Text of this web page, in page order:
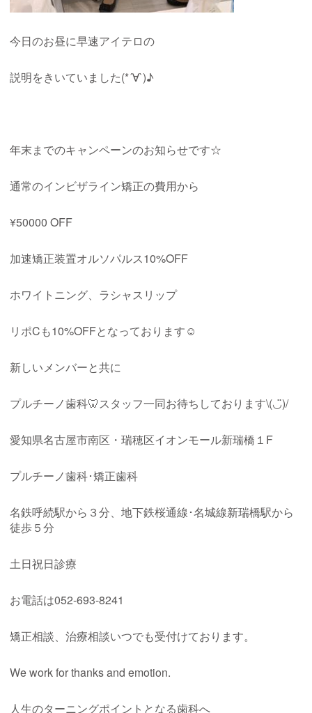
今日のお昼に早速アイテロの
説明をきいていました(*´∀`)♪
年末までのキャンペーンのお知らせです☆
通常のインビザライン矯正の費用から
¥50000 OFF
加速矯正装置オルソパルス10%OFF
ホワイトニング、ラシャスリップ
リポCも10%OFFとなっております☺︎
新しいメンバーと共に
プルチーノ歯科🦷スタッフ一同お待ちしております\(◡̈)/
愛知県名古屋市南区・瑞穂区イオンモール新瑞橋１ F
プルチーノ歯科･矯正歯科
名鉄呼続駅から３分、地下鉄桜通線･名城線新瑞橋駅から
徒歩５分
土日祝日診療
お電話は052-693-8241
矯正相談、治療相談いつでも受付けております。
We work for thanks and emotion.
人生のターニングポイントとなる歯科へ